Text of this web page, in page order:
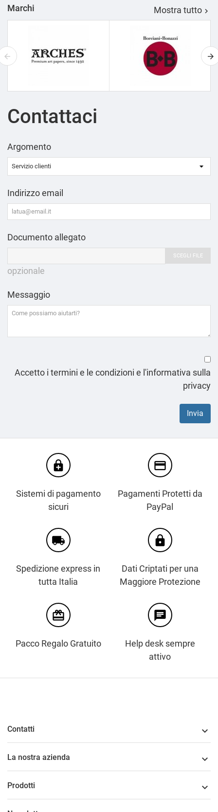
Marchi Mostra tutto 
Contattaci
Argomento
Indirizzo email
Documento allegato
SCEGLI FILE
opzionale
Messaggio
Accetto i termini e le condizioni e l'informativa sulla
privacy
enhanced_encryption
Sistemi di pagamento
sicuri
credit_card
Pagamenti Protetti da
PayPal
local_shipping
Spedizione express in
tutta Italia
https
Dati Criptati per una
Maggiore Protezione
card_giftcard
Pacco Regalo Gratuito
chat
Help desk sempre
attivo
Contatti 
La nostra azienda 
Prodotti 